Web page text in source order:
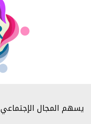
يسهم المجال الإجتماعي :